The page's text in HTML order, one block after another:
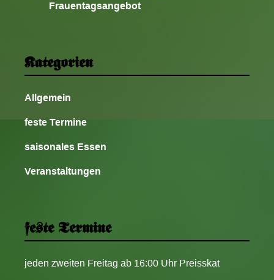
Frauentagsangebot
Kategorien
Allgemein
feste Termine
saisonales Essen
Veranstaltungen
feste Termine
jeden zweiten Freitag ab 16:00 Uhr Preisskat